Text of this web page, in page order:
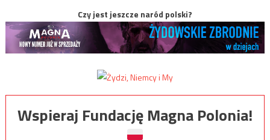
Czy jest jeszcze naród polski?
Wspieraj Fundację Magna Polonia!